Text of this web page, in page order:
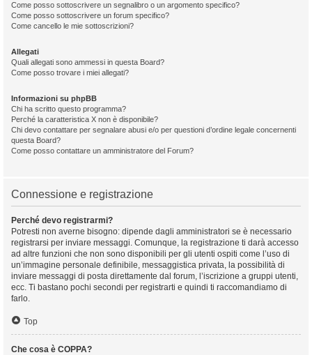
Come posso sottoscrivere un segnalibro o un argomento specifico?
Come posso sottoscrivere un forum specifico?
Come cancello le mie sottoscrizioni?
Allegati
Quali allegati sono ammessi in questa Board?
Come posso trovare i miei allegati?
Informazioni su phpBB
Chi ha scritto questo programma?
Perché la caratteristica X non è disponibile?
Chi devo contattare per segnalare abusi e/o per questioni d’ordine legale concernenti
questa Board?
Come posso contattare un amministratore del Forum?
Connessione e registrazione
Perché devo registrarmi?
Potresti non averne bisogno: dipende dagli amministratori se è necessario
registrarsi per inviare messaggi. Comunque, la registrazione ti darà accesso
ad altre funzioni che non sono disponibili per gli utenti ospiti come l’uso di
un’immagine personale definibile, messaggistica privata, la possibilità di
inviare messaggi di posta direttamente dal forum, l’iscrizione a gruppi utenti,
ecc. Ti bastano pochi secondi per registrarti e quindi ti raccomandiamo di
farlo.
Top
Che cosa è COPPA?